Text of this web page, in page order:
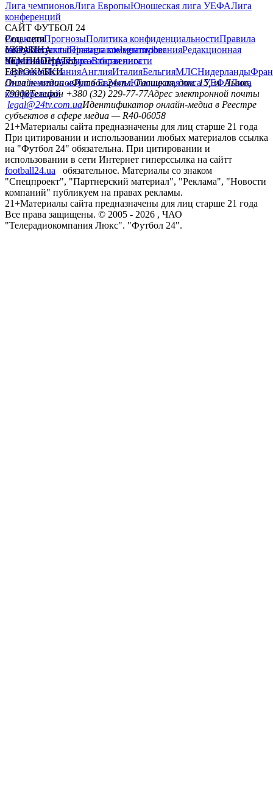
Лига чемпионовЛига ЕвропыЮношеская лига УЕФАЛига
конференций
САЙТ ФУТБОЛ 24
РедакцияПрогнозыПолитика конфиденциальностиПравила
сайтуКонтактыПравила комментированияРедакционная
политикаСтруктура собственности
Соц. сети
facebookxyoutubeinstagramtelegramviber
УКРАИНА
УкраинаПервая лигаВторая лига
ЧЕМПИОНАТЫ
ГерманияИспанияАнглияИталияБельгияМЛСНидерланды
ЕВРОКУБКИ
Лига чемпионовЛига ЕвропыЮношеская лига УЕФАЛига
конференций
Онлайн-медиа «Футбол 24»пл. Галицкая, дом. 15, м. Львов,
79008Телефон +380 (32) 229-77-77Адрес электронной почты
legal@24tv.com.uaИдентификатор онлайн-медиа в Реестре
субъектов в сфере медиа — R40-06058
21+Материалы сайта предназначены для лиц старше 21 года
При цитировании и использовании любых материалов ссылка
на "Футбол 24" обязательна. При цитировании и
использовании в сети Интернет гиперссылка на сайтт
football24.ua
обязательное. Материалы со знаком
"Спецпроект", "Партнерский материал", "Реклама", "Новости
компаний" публикуем на правах рекламы.
21+Материалы сайта предназначены для лиц старше 21 года
Все права защищены. © 2005 - 2026 , ЧАО
"Телерадиокомпания Люкс". "Футбол 24".